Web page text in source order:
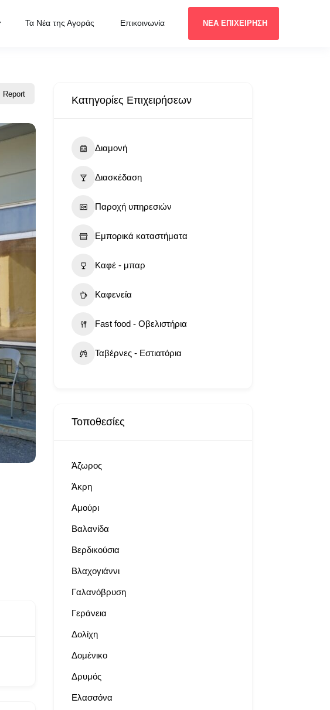
Τα Νέα της Αγοράς Επικοινωνία ΝΕΑ ΕΠΙΧΕΙΡΗΣΗ
Report
Κατηγορίες Επιχειρήσεων
Διαμονή
Διασκέδαση
Παροχή υπηρεσιών
Εμπορικά καταστήματα
Καφέ - μπαρ
Καφενεία
Fast food - Οβελιστήρια
Ταβέρνες - Εστιατόρια
Τοποθεσίες
Άζωρος
Άκρη
Αμούρι
Βαλανίδα
Βερδικούσια
Βλαχογιάννι
Γαλανόβρυση
Γεράνεια
Δολίχη
Δομένικο
Δρυμός
Ελασσόνα